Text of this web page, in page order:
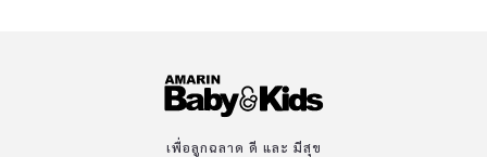
เพื่อลูกฉลาด ดี และ มีสุข